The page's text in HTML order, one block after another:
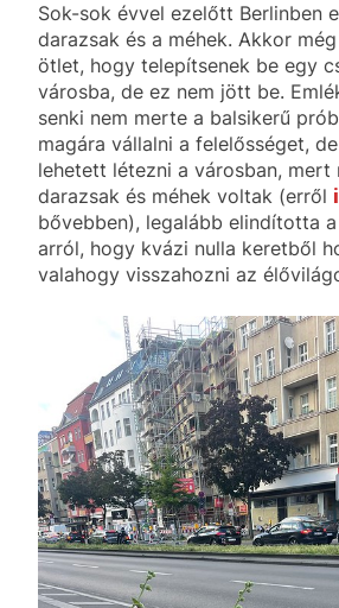
Sok-sok évvel ezelőtt Berlinben
darazsak és a méhek. Akkor
ötlet, hogy telepítsenek be egy
városba, de ez nem jött be.
senki nem merte a balsikerű
magára vállalni a felelősséget,
lehetett létezni a városban, mert
darazsak és méhek voltak (erről
bővebben), legalább elindította
arról, hogy kvázi nulla keretből
valahogy visszahozni az